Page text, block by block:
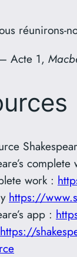
réunirons-
Acte 1,
complete
work :
https://
app :
https://